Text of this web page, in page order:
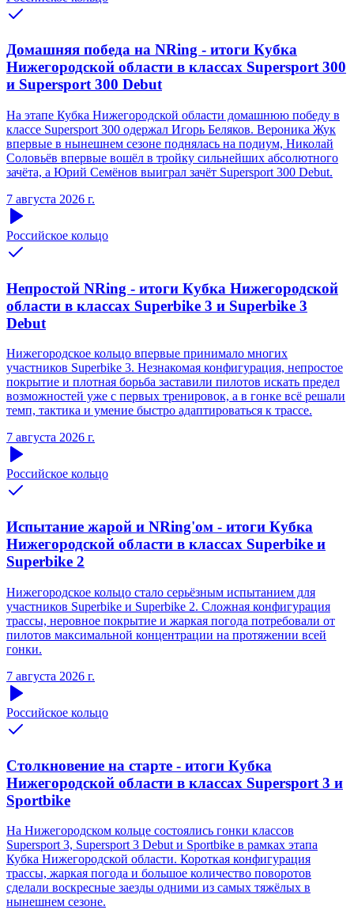
Домашняя победа на NRing - итоги Кубка
Нижегородской области в классах Supersport 300
и Supersport 300 Debut
На этапе Кубка Нижегородской области домашнюю победу в
классе Supersport 300 одержал Игорь Беляков. Вероника Жук
впервые в нынешнем сезоне поднялась на подиум, Николай
Соловьёв впервые вошёл в тройку сильнейших абсолютного
зачёта, а Юрий Семёнов выиграл зачёт Supersport 300 Debut.
7 августа 2026 г.
Российское кольцо
Непростой NRing - итоги Кубка Нижегородской
области в классах Superbike 3 и Superbike 3
Debut
Нижегородское кольцо впервые принимало многих
участников Superbike 3. Незнакомая конфигурация, непростое
покрытие и плотная борьба заставили пилотов искать предел
возможностей уже с первых тренировок, а в гонке всё решали
темп, тактика и умение быстро адаптироваться к трассе.
7 августа 2026 г.
Российское кольцо
Испытание жарой и NRing'ом - итоги Кубка
Нижегородской области в классах Superbike и
Superbike 2
Нижегородское кольцо стало серьёзным испытанием для
участников Superbike и Superbike 2. Сложная конфигурация
трассы, неровное покрытие и жаркая погода потребовали от
пилотов максимальной концентрации на протяжении всей
гонки.
7 августа 2026 г.
Российское кольцо
Столкновение на старте - итоги Кубка
Нижегородской области в классах Supersport 3 и
Sportbike
На Нижегородском кольце состоялись гонки классов
Supersport 3, Supersport 3 Debut и Sportbike в рамках этапа
Кубка Нижегородской области. Короткая конфигурация
трассы, жаркая погода и большое количество поворотов
сделали воскресные заезды одними из самых тяжёлых в
нынешнем сезоне.